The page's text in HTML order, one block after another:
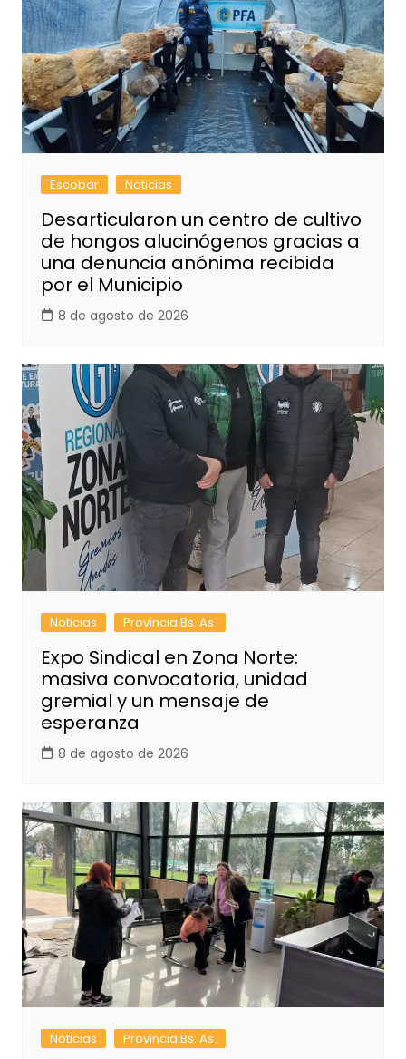
Escobar Noticias
Desarticularon un centro de cultivo
de hongos alucinógenos gracias a
una denuncia anónima recibida
por el Municipio
8 de agosto de 2026
Noticias Provincia Bs. As.
Expo Sindical en Zona Norte:
masiva convocatoria, unidad
gremial y un mensaje de
esperanza
8 de agosto de 2026
Noticias Provincia Bs. As.